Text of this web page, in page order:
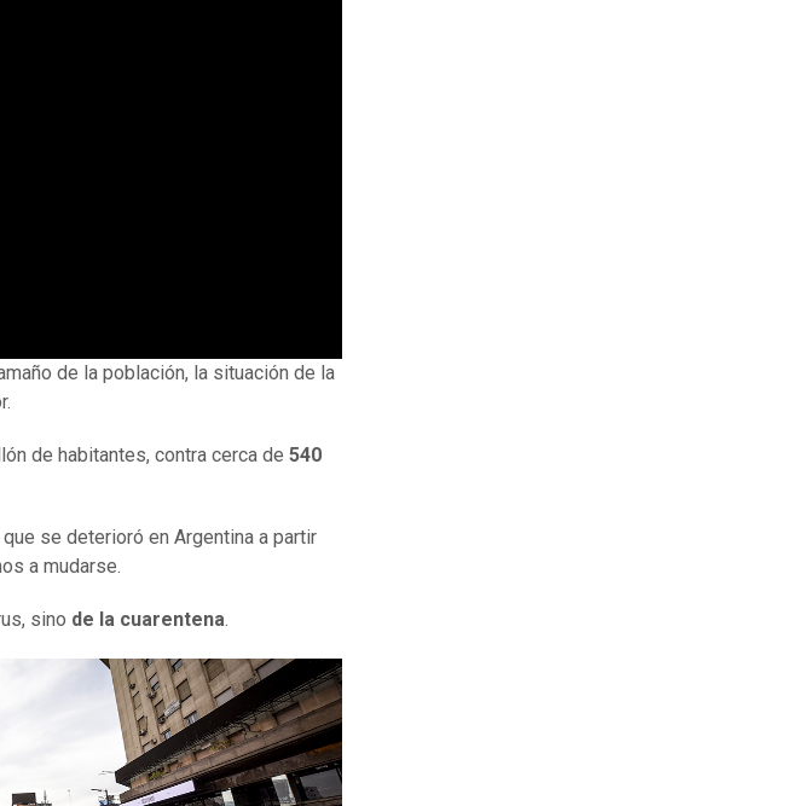
de la población, la situación de la
de habitantes, contra cerca de 540
se deterioró en Argentina a partir
a mudarse.
sino de la cuarentena.